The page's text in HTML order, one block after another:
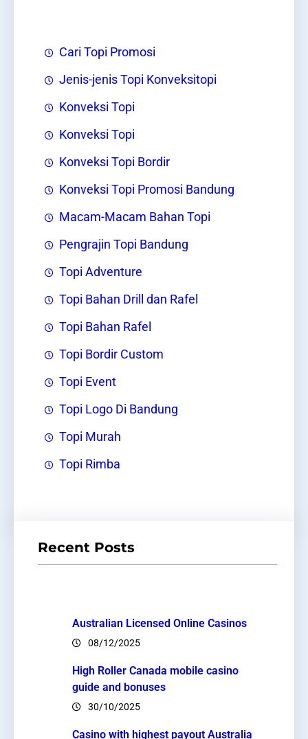
Cari Topi Promosi
Jenis-jenis Topi Konveksitopi
Konveksi Topi
Konveksi Topi
Konveksi Topi Bordir
Konveksi Topi Promosi Bandung
Macam-Macam Bahan Topi
Pengrajin Topi Bandung
Topi Adventure
Topi Bahan Drill dan Rafel
Topi Bahan Rafel
Topi Bordir Custom
Topi Event
Topi Logo Di Bandung
Topi Murah
Topi Rimba
Recent Posts
Australian Licensed Online Casinos
08/12/2025
High Roller Canada mobile casino
guide and bonuses
30/10/2025
Casino with highest payout Australia